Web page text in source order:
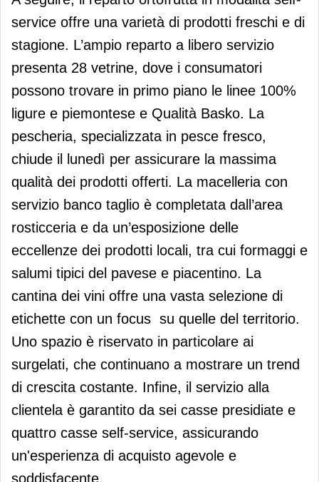
service offre una varietà di prodotti freschi e di
stagione. L’ampio reparto a libero servizio
presenta 28 vetrine, dove i consumatori
possono trovare in primo piano le linee 100%
ligure e piemontese e Qualità Basko. La
pescheria, specializzata in pesce fresco,
chiude il lunedì per assicurare la massima
qualità dei prodotti offerti. La macelleria con
servizio banco taglio è completata dall’area
rosticceria e da un’esposizione delle
eccellenze dei prodotti locali, tra cui formaggi e
salumi tipici del pavese e piacentino. La
cantina dei vini offre una vasta selezione di
etichette con un focus su quelle del territorio.
Uno spazio è riservato in particolare ai
surgelati, che continuano a mostrare un trend
di crescita costante. Infine, il servizio alla
clientela è garantito da sei casse presidiate e
quattro casse self-service, assicurando
un'esperienza di acquisto agevole e
soddisfacente.